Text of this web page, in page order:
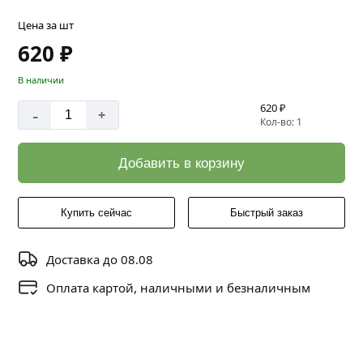
Цена за шт
620 ₽
В наличии
- + 620 ₽
Кол-во: 1
Добавить в корзину
Купить сейчас Быстрый заказ
Доставка до 08.08
Оплата картой, наличными и безналичным